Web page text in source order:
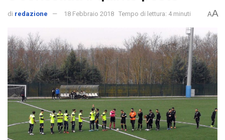
di redazione 18 Febbraio 2018 Tempo di lettura: 4 minuti AA